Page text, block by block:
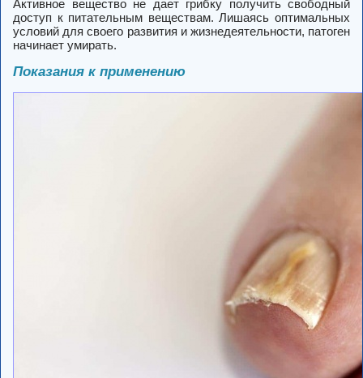
Активное вещество не дает грибку получить свободный
доступ к питательным веществам. Лишаясь оптимальных
условий для своего развития и жизнедеятельности, патоген
начинает умирать.
Показания к применению